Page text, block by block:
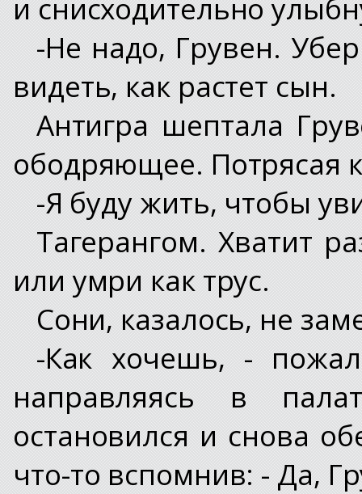
-Не надо, Грувен.
видеть, как растет сын.
Антигра шептала
ободряющее. Потрясая
-Я буду жить, чтобы
Тагерангом. Хватит
или умри как трус.
Сони, казалось, не
-Как хочешь, -
направляясь в
остановился и снова
что-то вспомнив: - Да,